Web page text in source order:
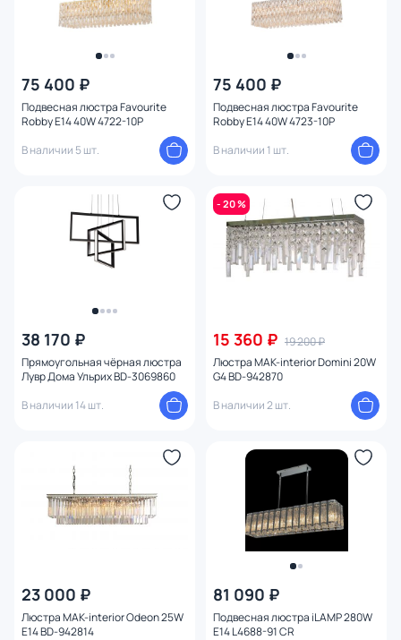
75 400 ₽
Подвесная люстра Favourite
Robby E14 40W 4722-10P
В наличии 5 шт.
75 400 ₽
Подвесная люстра Favourite
Robby E14 40W 4723-10P
В наличии 1 шт.
38 170 ₽
Прямоугольная чёрная люстра
Лувр Дома Ульрих BD-3069860
В наличии 14 шт.
- 20 %
15 360 ₽ 19 200 ₽
Люстра MAK-interior Domini 20W
G4 BD-942870
В наличии 2 шт.
23 000 ₽
Люстра MAK-interior Odeon 25W
E14 BD-942814
81 090 ₽
Подвесная люстра iLAMP 280W
E14 L4688-91 CR
Глубина (мм)
Количество ламп
Вид лампы
Цоколь
Цвет свечения
Тип помещения
Форма 1
плафон 3
Оформление
Поверхность
Мощность ламп